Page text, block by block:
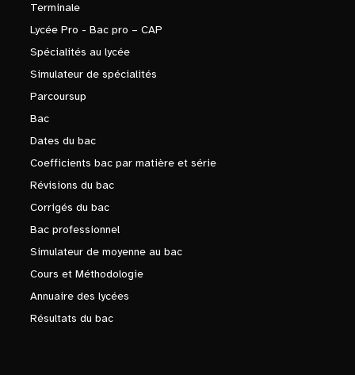
Terminale
Lycée Pro - Bac pro – CAP
Spécialités au lycée
Simulateur de spécialités
Parcoursup
Bac
Dates du bac
Coefficients bac par matière et série
Révisions du bac
Corrigés du bac
Bac professionnel
Simulateur de moyenne au bac
Cours et Méthodologie
Annuaire des lycées
Résultats du bac